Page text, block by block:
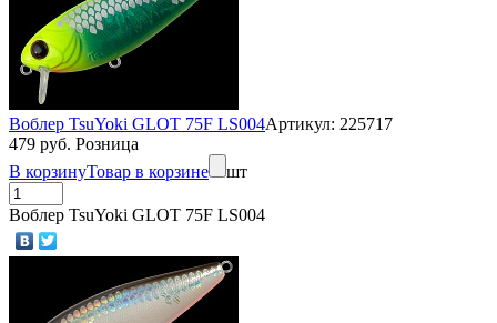
Воблер TsuYoki GLOT 75F LS004Артикул: 225717
479 руб. Розница
В корзинуТовар в корзине шт
Воблер TsuYoki GLOT 75F LS004